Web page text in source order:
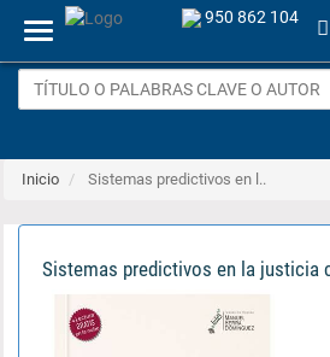
Menu
950 862 104
Inicio Sistemas predictivos en l..
Sistemas predictivos en la justicia